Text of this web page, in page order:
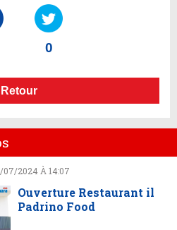
0
Retour
07/2024 À 14:07
Ouverture Restaurant il
Padrino Food